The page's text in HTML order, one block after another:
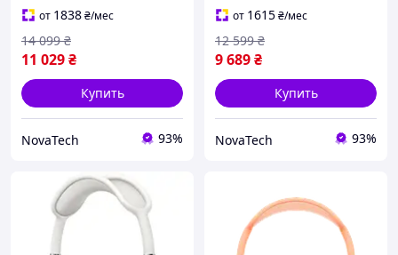
от 1838₴/мес
11 029₴
14 099 ₴
Купить
NovaTech 93%
от 1615₴/мес
9 689₴
12 599 ₴
Купить
NovaTech 93%